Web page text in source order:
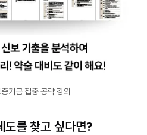
기금 집중 공략 강의
를 찾고 싶다면?